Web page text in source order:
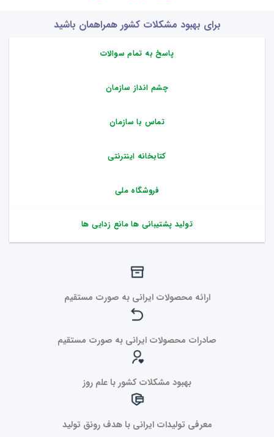
برای بهبود مشکلات کشور همراهمان باشید
پاسخ به تمام سوالات
چشم انداز سازمان
تماس با سازمان
کتابخانه اینترنتی
فروشگاه ملی
تولید پشتیبانی ها مانع زدایی ها
ارائه محصولات ایرانی به صورت مستقیم
صادرات محصولات ایرانی به صورت مستقیم
بهبود مشکلات کشور با علم روز
معرفی تولیدات ایرانی با هدف رونق تولید